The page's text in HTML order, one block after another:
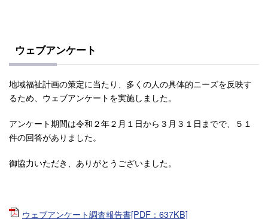
ウェブアンケート
地域福祉計画の策定に当たり、多くの人の具体的ニーズを反映す
るため、ウェブアンケートを実施しました。
アンケート期間は令和２年２月１日から３月３１日までで、５１
件の回答がありました。
御協力いただき、ありがとうございました。
ウェブアンケート調査報告書[PDF：637KB]